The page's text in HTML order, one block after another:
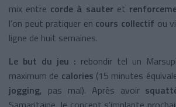
mix entre corde à sauteret
l’on peut pratiquer en cours collectif ou
ligne de huit semaines.
Le but du jeu : rebondir tel un
maximum de calories (15 minutes
jogging, pas mal). Après avoir